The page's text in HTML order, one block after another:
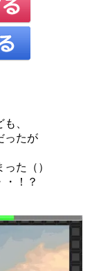
、
ったが
た（）
・！？